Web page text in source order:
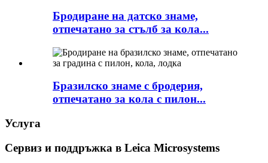
Бродиране на датско знаме,
отпечатано за стълб за кола...
Бразилско знаме с бродерия,
отпечатано за кола с пилон...
Услуга
Сервиз и поддръжка в Leica Microsystems